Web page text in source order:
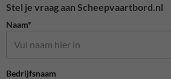
Stel je vraag aan Scheepvaartbord.nl
Naam*
Bedrijfsnaam